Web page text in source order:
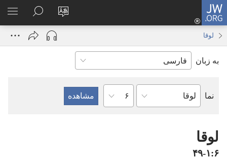
JW.ORG
زبان
سایت
را
ورود
باز
JW.ORG
جستجو
لوقا
به زبان
نما
کتاب
مقدّس
فصل
لوقا
۶‏:‏۱‏-‏۴۹